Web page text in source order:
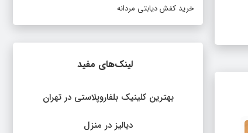
خرید کفش دیابتی مردانه
لینک‌های مفید
بهترین کلینیک بلفاروپلاستی در تهران
دیالیز در منزل